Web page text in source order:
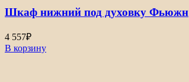
Шкаф нижний под духовку Фьюжн
4 557₽
В корзину